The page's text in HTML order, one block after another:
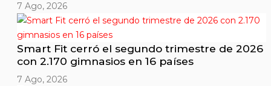
7 Ago, 2026
Smart Fit cerró el segundo trimestre de 2026
con 2.170 gimnasios en 16 países
7 Ago, 2026